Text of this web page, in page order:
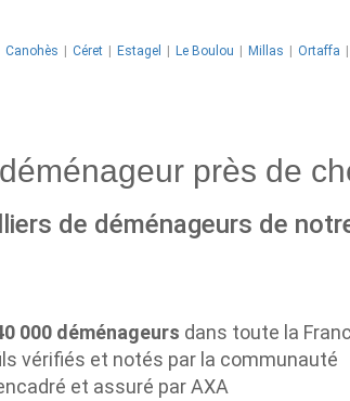
Canohès Céret Estagel Le Boulou Millas Ortaffa
près de
de déménageurs de
000 déménageurs dans toute la
vérifiés et notés par la communauté
et assuré par AXA